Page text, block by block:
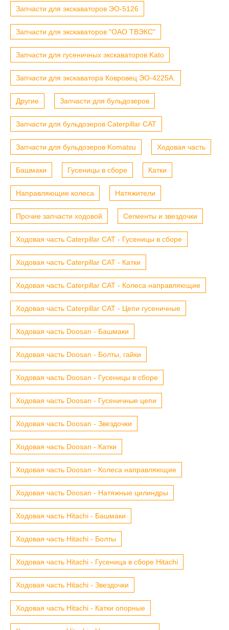
Запчасти для экскаваторов ЭО-5126
Запчасти для экскаваторов "ОАО ТВЭКС"
Запчасти для гусеничных экскаваторов Kato
Запчасти для экскаватора Ковровец ЭО-4225А.
Другие Запчасти для бульдозеров
Запчасти для бульдозеров Caterpillar CAT
Запчасти для бульдозеров Komatsu Ходовая часть
Башмаки Гусеницы в сборе Катки
Направляющие колеса Натяжители
Прочие запчасти ходовой Сегменты и звездочки
Ходовая часть Caterpillar CAT - Гусеницы в сборе
Ходовая часть Caterpillar CAT - Катки
Ходовая часть Caterpillar CAT - Колеса направляющие
Ходовая часть Caterpillar CAT - Цепи гусеничные
Ходовая часть Doosan - Башмаки
Ходовая часть Doosan - Болты, гайки
Ходовая часть Doosan - Гусеницы в сборе
Ходовая часть Doosan - Гусеничные цепи
Ходовая часть Doosan - Звездочки
Ходовая часть Doosan - Катки
Ходовая часть Doosan - Колеса направляющие
Ходовая часть Doosan - Натяжные цилиндры
Ходовая часть Hitachi - Башмаки
Ходовая часть Hitachi - Болты
Ходовая часть Hitachi - Гусеница в сборе Hitachi
Ходовая часть Hitachi - Звездочки
Ходовая часть Hitachi - Катки опорные